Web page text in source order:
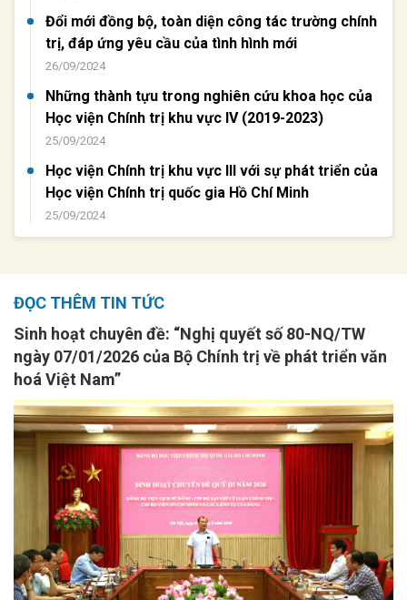
Đổi mới đồng bộ, toàn diện công tác trường chính
trị, đáp ứng yêu cầu của tình hình mới
26/09/2024
Những thành tựu trong nghiên cứu khoa học của
Học viện Chính trị khu vực IV (2019-2023)
25/09/2024
Học viện Chính trị khu vực III với sự phát triển của
Học viện Chính trị quốc gia Hồ Chí Minh
25/09/2024
ĐỌC THÊM TIN TỨC
Sinh hoạt chuyên đề: “Nghị quyết số 80-NQ/TW
ngày 07/01/2026 của Bộ Chính trị về phát triển văn
hoá Việt Nam”